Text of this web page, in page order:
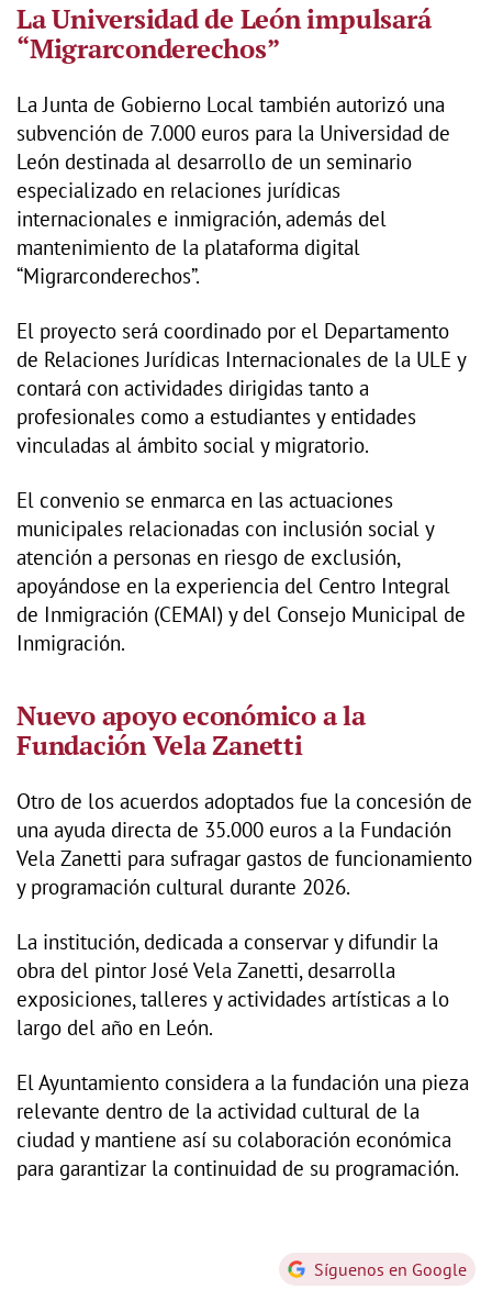
La Universidad de León impulsará
“Migrarconderechos”
La Junta de Gobierno Local también autorizó una
subvención de 7.000 euros para la Universidad de
León destinada al desarrollo de un seminario
especializado en relaciones jurídicas
internacionales e inmigración, además del
mantenimiento de la plataforma digital
“Migrarconderechos”.
El proyecto será coordinado por el Departamento
de Relaciones Jurídicas Internacionales de la ULE y
contará con actividades dirigidas tanto a
profesionales como a estudiantes y entidades
vinculadas al ámbito social y migratorio.
El convenio se enmarca en las actuaciones
municipales relacionadas con inclusión social y
atención a personas en riesgo de exclusión,
apoyándose en la experiencia del Centro Integral
de Inmigración (CEMAI) y del Consejo Municipal de
Inmigración.
Nuevo apoyo económico a la
Fundación Vela Zanetti
Otro de los acuerdos adoptados fue la concesión de
una ayuda directa de 35.000 euros a la Fundación
Vela Zanetti para sufragar gastos de funcionamiento
y programación cultural durante 2026.
La institución, dedicada a conservar y difundir la
obra del pintor José Vela Zanetti, desarrolla
exposiciones, talleres y actividades artísticas a lo
largo del año en León.
El Ayuntamiento considera a la fundación una pieza
relevante dentro de la actividad cultural de la
ciudad y mantiene así su colaboración económica
para garantizar la continuidad de su programación.
Síguenos en Google